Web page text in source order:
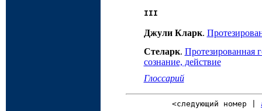
III
Джули Кларк.
Стеларк. Протезированная
сознание, действие
Глоссарий
<следующий номер |